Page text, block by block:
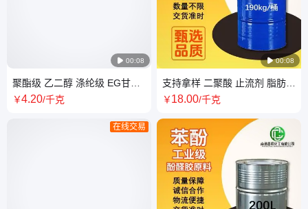
 00:08
聚酯级 乙二醇 涤纶级 EG甘醇
防冻液原料 MEG 可分装107-
￥4.20/千克
在线交易
 00:08
支持拿样 二聚酸 止流剂 脂肪酸
80% 98% 切削液 工业级
￥18.00/千克